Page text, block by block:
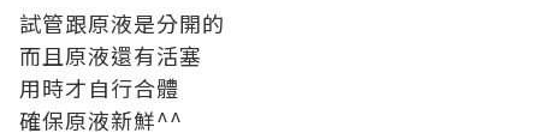
試管跟原液是分開的
而且原液還有活塞
用時才自行合體
確保原液新鮮^^